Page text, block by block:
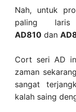
Nah, untuk
paling
AD810 dan
Cort seri AD
zaman
sangat
kalah saing